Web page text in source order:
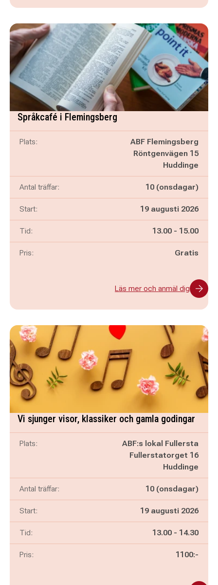
Språkcafé i Flemingsberg
Plats:
ABF Flemingsberg
Röntgenvägen 15
Huddinge
Antal träffar: 10 (onsdagar)
Start: 19 augusti 2026
Tid: Pågår mellan
13.00 - och
15.00
Pris: Gratis
Läs mer och anmäl dig
Vi sjunger visor, klassiker och gamla godingar
Plats:
ABF:s lokal Fullersta
Fullerstatorget 16
Huddinge
Antal träffar: 10 (onsdagar)
Start: 19 augusti 2026
Tid: Pågår mellan
13.00 - och
14.30
Pris: 1100:-